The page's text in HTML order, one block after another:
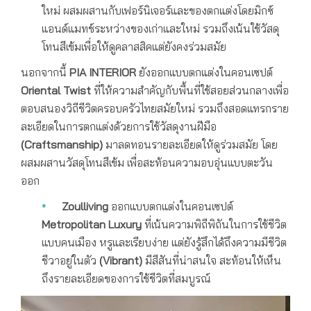
ใหม่ ผสมผสานกับเฟอร์นิเจอร์และของตกแต่งโดยมิกซ์
แอนด์แมทช์ระหว่างของเก่าและใหม่ รวมถึงเน้นใช้วัสดุ
โทนสีเข้มเพื่อให้ดูคลาสสิคแต่ยังคงร่วมสมัย
นอกจากนี้ PIA INTERIOR ยังออกแบบตกแต่งในคอนเซปต์
Oriental Twist ที่ให้ความสำคัญกับพื้นที่ใช้สอยส่วนกลางเพื่อ
ตอบสนองวิถีชีวิตครอบครัวไทยสมัยใหม่ รวมถึงสอดแทรกราย
ละเอียดในการตกแต่งด้วยการใช้วัสดุงานฝีมือ
(Craftsmanship) มาลดทอนรายละเอียดให้ดูร่วมสมัย โดย
ผสมผสานวัสดุโทนสีเข้ม เพื่อสะท้อนความอบอุ่นแบบตะวัน
ออก
Zoullivingออกแบบตกแต่งในคอนเซปต์
Metropolitan Luxury ที่เน้นความพิถีพิถันในการใช้ชีวิต
แบบคนเมือง หรูและเรียบง่าย แต่ยังรู้สึกได้ถึงความมีชีวิต
ชีวาอยู่ในตัว (Vibrant) มีสีสันที่น่าสนใจ สะท้อนให้เห็น
ถึงรายละเอียดของการใช้ชีวิตที่สมบูรณ์